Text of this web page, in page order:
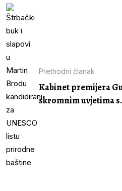
Prethodni članak
Kabinet premijera
skromnim uvjetima